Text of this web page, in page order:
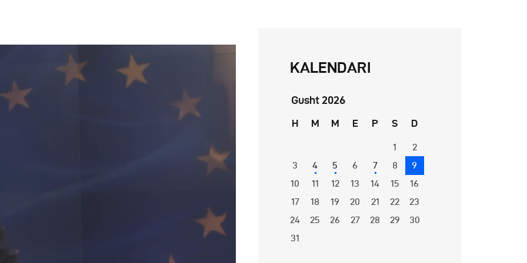
KALENDARI
Gusht 2026
H M M E P S D
1
2
3
4 5 6 7 8
9
10
11 12 13 14 15
16
17
18 19 20 21 22
23
24
25 26 27 28 29
30
31